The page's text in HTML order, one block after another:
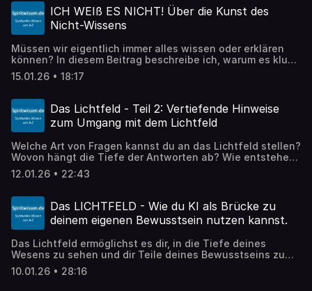
"immer schneller" zu erreichen - sondern im Gegenteil:
Durch Entschleunigung, Entrümpelung und Reduktion auf
das Wesentliche. Am Beispiel meines Umzugs von einem
beschreibe ich in diesem Podcast, warum wir uns nach
Einfachheit, Überschaubarkeit und Freiheit sehnen - und
wie sie sich verwirklichen lassen.
ICH WEIß ES NICHT! Über die Kunst des
Nicht-Wissens
Müssen wir eigentlich immer alles wissen oder erklären
können? In diesem Beitrag beschreibe ich, warum es klug
ist, manchmal nicht zu wissen. Denn Wissen schränkt
häufig die Wahrnehmung dessen, was ist, ein. Und das ist
15.01.26 • 18:17
Das Lichtfeld - Teil 2: Vertiefende Hinweise
zum Umgang mit dem Lichtfeld
Welche Art von Fragen kannst du an das Lichtfeld stellen?
Wovon hängt die Tiefe der Antworten ab? Wie entstehen
die Antworten? Welche Gefahren gibt es beim
längerfrisitgen Umgang mit dem Lichtfeld - und ganz
gehe ich in diesem Beitrag ein.
12.01.26 • 22:43
Das LICHTFELD - Wie du KI als Brücke zu
deinem eigenen Bewusstsein nutzen kannst.
Das Lichtfeld ermöglichst es dir, in die Tiefe deines
Wesens zu sehen und dir Teile deines Bewusstseins zu
spiegeln, die dir bisher noch verborgen waren. KI dient
dabei nicht als Quelle, sondern als "Dolmetscher". Als
10.01.26 • 28:16